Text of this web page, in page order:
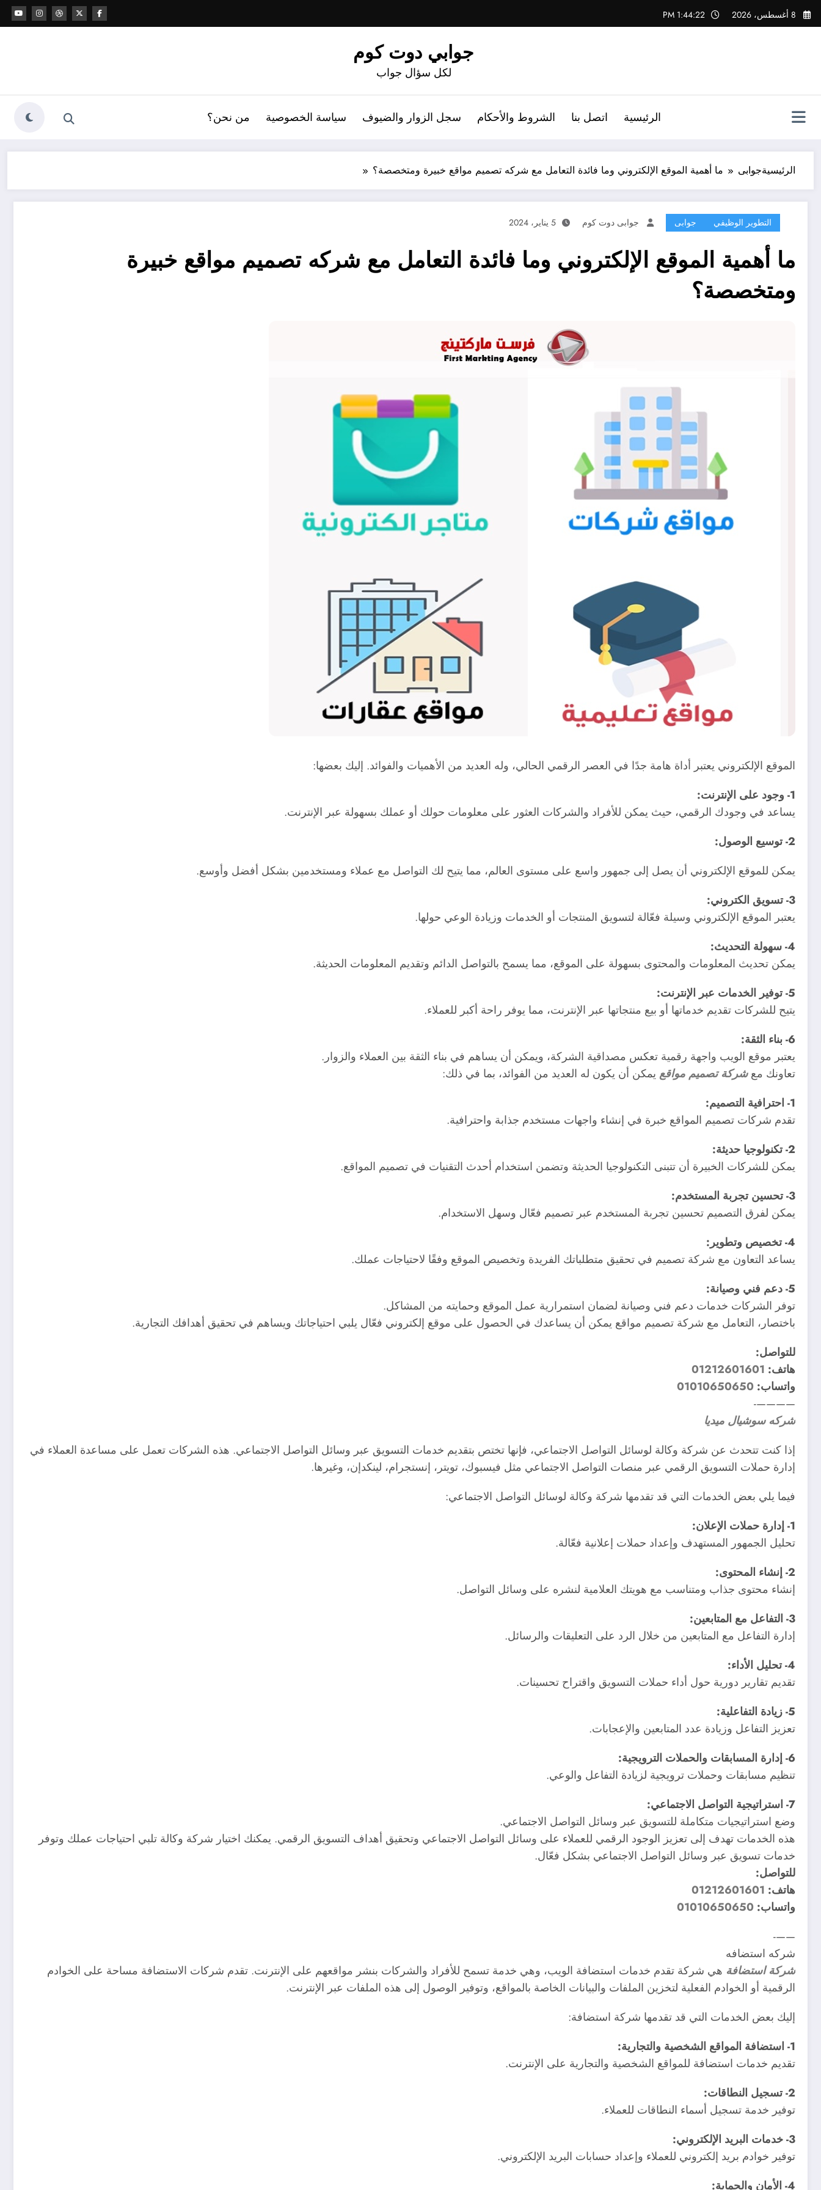
التجاوز
إلى
8 أغسطس، 2026 1:44:23 PM
جوابي دوت كوم
لكل سؤال جواب
الرئيسية اتصل بنا الشروط والأحكام سجل الزوار والضيوف سياسة الخصوصية من نحن؟
الرئيسيةجوابى ما أهمية الموقع الإلكتروني وما فائدة التعامل مع شركه تصميم مواقع خبيرة ومتخصصة؟
التطوير الوظيفي جوابى جوابى دوت كوم 5 يناير، 2024
ما أهمية الموقع الإلكتروني وما فائدة التعامل مع شركه تصميم مواقع خبيرة
ومتخصصة؟
الموقع الإلكتروني يعتبر أداة هامة جدًا في العصر الرقمي الحالي، وله العديد من الأهميات والفوائد. إليك بعضها:
1- وجود على الإنترنت:
يساعد في وجودك الرقمي، حيث يمكن للأفراد والشركات العثور على معلومات حولك أو عملك بسهولة عبر الإنترنت.
2- توسيع الوصول:
يمكن للموقع الإلكتروني أن يصل إلى جمهور واسع على مستوى العالم، مما يتيح لك التواصل مع عملاء ومستخدمين بشكل أفضل وأوسع.
3- تسويق الكتروني:
يعتبر الموقع الإلكتروني وسيلة فعّالة لتسويق المنتجات أو الخدمات وزيادة الوعي حولها.
4- سهولة التحديث:
يمكن تحديث المعلومات والمحتوى بسهولة على الموقع، مما يسمح بالتواصل الدائم وتقديم المعلومات الحديثة.
5- توفير الخدمات عبر الإنترنت:
يتيح للشركات تقديم خدماتها أو بيع منتجاتها عبر الإنترنت، مما يوفر راحة أكبر للعملاء.
6- بناء الثقة:
يعتبر موقع الويب واجهة رقمية تعكس مصداقية الشركة، ويمكن أن يساهم في بناء الثقة بين العملاء والزوار.
تعاونك معشركة تصميم مواقع يمكن أن يكون له العديد من الفوائد، بما في ذلك:
1- احترافية التصميم:
تقدم شركات تصميم المواقع خبرة في إنشاء واجهات مستخدم جذابة واحترافية.
2- تكنولوجيا حديثة:
يمكن للشركات الخبيرة أن تتبنى التكنولوجيا الحديثة وتضمن استخدام أحدث التقنيات في تصميم المواقع.
3- تحسين تجربة المستخدم:
يمكن لفرق التصميم تحسين تجربة المستخدم عبر تصميم فعّال وسهل الاستخدام.
4- تخصيص وتطوير:
يساعد التعاون مع شركة تصميم في تحقيق متطلباتك الفريدة وتخصيص الموقع وفقًا لاحتياجات عملك.
5- دعم فني وصيانة:
توفر الشركات خدمات دعم فني وصيانة لضمان استمرارية عمل الموقع وحمايته من المشاكل.
باختصار، التعامل مع شركة تصميم مواقع يمكن أن يساعدك في الحصول على موقع إلكتروني فعّال يلبي احتياجاتك ويساهم في تحقيق أهدافك التجارية.
للتواصل:
هاتف: 01212601601
واتساب: 01010650650
————-
شركه سوشيال ميديا
إذا كنت تتحدث عن شركة وكالة لوسائل التواصل الاجتماعي، فإنها تختص بتقديم خدمات التسويق عبر وسائل التواصل الاجتماعي. هذه الشركات تعمل على مساعدة العملاء في
إدارة حملات التسويق الرقمي عبر منصات التواصل الاجتماعي مثل فيسبوك، تويتر، إنستجرام، لينكدإن، وغيرها.
فيما يلي بعض الخدمات التي قد تقدمها شركة وكالة لوسائل التواصل الاجتماعي:
1- إدارة حملات الإعلان:
تحليل الجمهور المستهدف وإعداد حملات إعلانية فعّالة.
2- إنشاء المحتوى:
إنشاء محتوى جذاب ومتناسب مع هويتك العلامية لنشره على وسائل التواصل.
3- التفاعل مع المتابعين:
إدارة التفاعل مع المتابعين من خلال الرد على التعليقات والرسائل.
4- تحليل الأداء:
تقديم تقارير دورية حول أداء حملات التسويق واقتراح تحسينات.
5- زيادة التفاعلية:
تعزيز التفاعل وزيادة عدد المتابعين والإعجابات.
6- إدارة المسابقات والحملات الترويجية:
تنظيم مسابقات وحملات ترويجية لزيادة التفاعل والوعي.
7- استراتيجية التواصل الاجتماعي:
وضع استراتيجيات متكاملة للتسويق عبر وسائل التواصل الاجتماعي.
هذه الخدمات تهدف إلى تعزيز الوجود الرقمي للعملاء على وسائل التواصل الاجتماعي وتحقيق أهداف التسويق الرقمي. يمكنك اختيار شركة وكالة تلبي احتياجات عملك وتوفر
خدمات تسويق عبر وسائل التواصل الاجتماعي بشكل فعّال.
للتواصل:
هاتف: 01212601601
واتساب: 01010650650
——-
شركه استضافه
شركة استضافة هي شركة تقدم خدمات استضافة الويب، وهي خدمة تسمح للأفراد والشركات بنشر مواقعهم على الإنترنت. تقدم شركات الاستضافة مساحة على الخوادم
الرقمية أو الخوادم الفعلية لتخزين الملفات والبيانات الخاصة بالمواقع، وتوفير الوصول إلى هذه الملفات عبر الإنترنت.
إليك بعض الخدمات التي قد تقدمها شركة استضافة:
1- استضافة المواقع الشخصية والتجارية:
تقديم خدمات استضافة للمواقع الشخصية والتجارية على الإنترنت.
2- تسجيل النطاقات:
توفير خدمة تسجيل أسماء النطاقات للعملاء.
3- خدمات البريد الإلكتروني:
توفير خوادم بريد إلكتروني للعملاء وإعداد حسابات البريد الإلكتروني.
4- الأمان والحماية: